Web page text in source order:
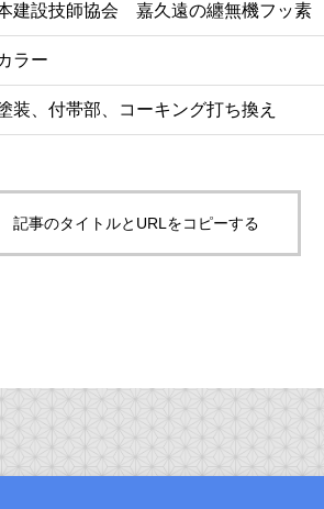
建設技師協会 嘉久遠の纏無機フッ素
ラー
装、付帯部、コーキング打ち換え
記事のタイトルとURLをコピーする